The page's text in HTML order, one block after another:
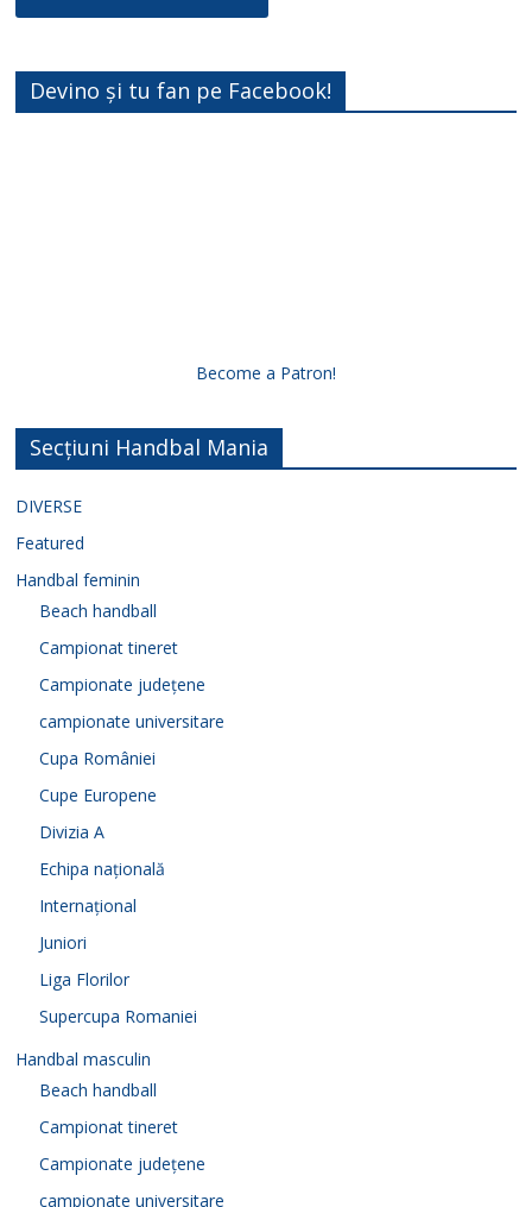
Devino și tu fan pe Facebook!
Become a Patron!
Secțiuni Handbal Mania
DIVERSE
Featured
Handbal feminin
Beach handball
Campionat tineret
Campionate județene
campionate universitare
Cupa României
Cupe Europene
Divizia A
Echipa națională
Internațional
Juniori
Liga Florilor
Supercupa Romaniei
Handbal masculin
Beach handball
Campionat tineret
Campionate județene
campionate universitare